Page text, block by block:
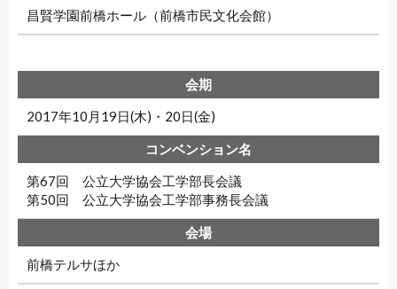
昌賢学園前橋ホール（前橋市民文化会館）
2017年10月19日(木)・20日(金)
第67回 公立大学協会工学部長会議
第50回 公立大学協会工学部事務長会議
前橋テルサほか